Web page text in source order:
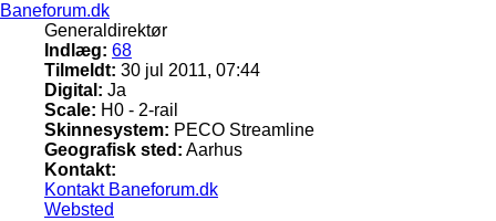
Baneforum.dk
Generaldirektør
Indlæg: 68
Tilmeldt: 30 jul 2011, 07:44
Digital: Ja
Scale: H0 - 2-rail
Skinnesystem: PECO Streamline
Geografisk sted: Aarhus
Kontakt:
Kontakt Baneforum.dk
Websted